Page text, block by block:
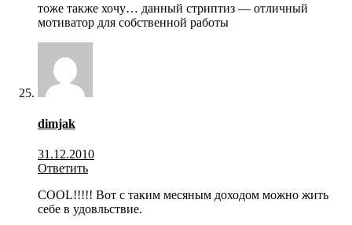
тоже также хочу… данный стриптиз — отличный
мотиватор для собственной работы
dimjak
31.12.2010
Ответить
COOL!!!!! Вот с таким месяным доходом можно жить
себе в удовльствие.